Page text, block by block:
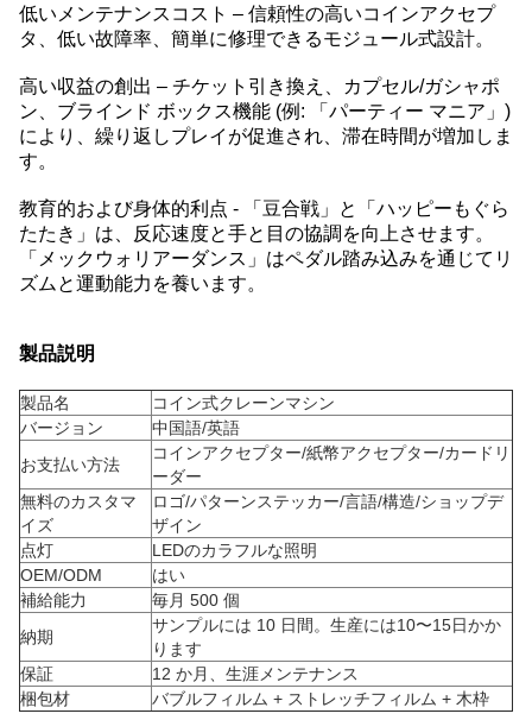
低いメンテナンスコスト – 信頼性の高いコインアクセプ
タ、低い故障率、簡単に修理できるモジュール式設計。
高い収益の創出 – チケット引き換え、カプセル/ガシャポ
ン、ブラインド ボックス機能 (例: 「パーティー マニア」)
により、繰り返しプレイが促進され、滞在時間が増加しま
す。
教育的および身体的利点 - 「豆合戦」と「ハッピーもぐら
たたき」は、反応速度と手と目の協調を向上させます。
「メックウォリアーダンス」はペダル踏み込みを通じてリ
ズムと運動能力を養います。
製品説明
製品名
コイン式クレーンマシン
バージョン
中国語/英語
お支払い方法
コインアクセプター/紙幣アクセプター/カードリ
ーダー
無料のカスタマ
イズ
ロゴ/パターンステッカー/言語/構造/ショップデ
ザイン
点灯
LEDのカラフルな照明
OEM/ODM
はい
補給能力
毎月 500 個
納期
サンプルには 10 日間。生産には10〜15日かか
ります
保証
12 か月、生涯メンテナンス
梱包材
バブルフィルム + ストレッチフィルム + 木枠